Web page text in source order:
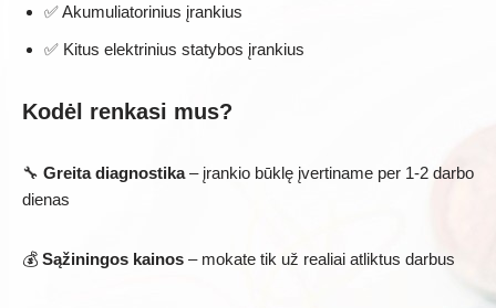
✅ Akumuliatorinius įrankius
✅ Kitus elektrinius statybos įrankius
Kodėl renkasi mus?
🔧 Greita diagnostika– įrankio būklę įvertiname per 1-2 darbo
dienas
💰 Sąžiningos kainos – mokate tik už realiai atliktus darbus